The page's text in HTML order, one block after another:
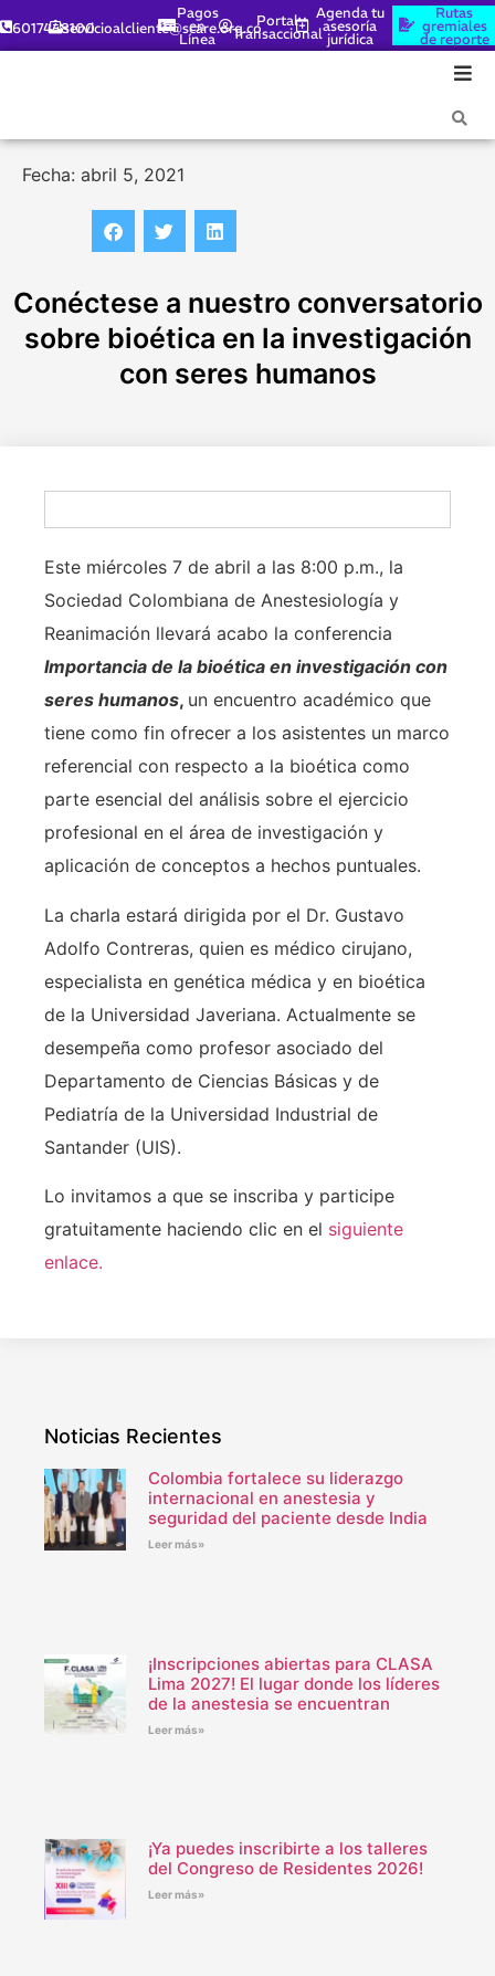
6017448100servicioalcliente@scare.org.co
Pagos
en
Línea
Portal
Transaccional
Agenda tu
asesoría
jurídica
Rutas
gremiales
de reporte
Fecha: abril 5, 2021
Conéctese a nuestro conversatorio
sobre bioética en la investigación
con seres humanos
Este miércoles 7 de abril a las 8:00 p.m., la
Sociedad Colombiana de Anestesiología y
Reanimación llevará acabo la conferencia
Importancia de la bioética en investigación con
seres humanos, un encuentro académico que
tiene como fin ofrecer a los asistentes un marco
referencial con respecto a la bioética como
parte esencial del análisis sobre el ejercicio
profesional en el área de investigación y
aplicación de conceptos a hechos puntuales.
La charla estará dirigida por el Dr. Gustavo
Adolfo Contreras, quien es médico cirujano,
especialista en genética médica y en bioética
de la Universidad Javeriana. Actualmente se
desempeña como profesor asociado del
Departamento de Ciencias Básicas y de
Pediatría de la Universidad Industrial de
Santander (UIS).
Lo invitamos a que se inscriba y participe
gratuitamente haciendo clic en el siguiente
enlace.
Noticias Recientes
Colombia fortalece su liderazgo
internacional en anestesia y
seguridad del paciente desde India
Leer más»
¡Inscripciones abiertas para CLASA
Lima 2027! El lugar donde los líderes
de la anestesia se encuentran
Leer más»
¡Ya puedes inscribirte a los talleres
del Congreso de Residentes 2026!
Leer más»